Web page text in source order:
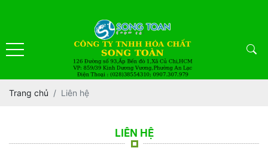
Trang chủ Liên hệ
LIÊN HỆ